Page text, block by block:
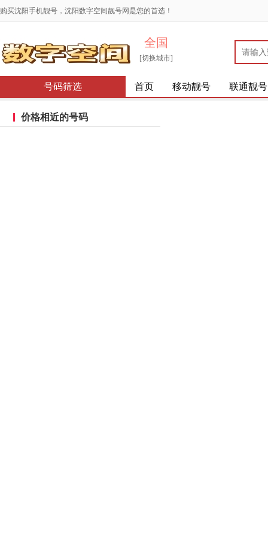
购买沈阳手机靓号，沈阳数字空间靓号网是您的首选！
全国
[切换城市]
号码筛选 首页 移动靓号 联通靓号
价格相近的号码